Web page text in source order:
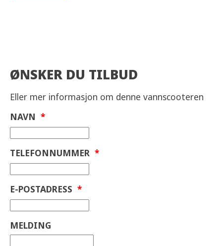
ØNSKER DU TILBUD
Eller mer informasjon om denne vannscooteren
NAVN *
TELEFONNUMMER *
E-POSTADRESS *
MELDING